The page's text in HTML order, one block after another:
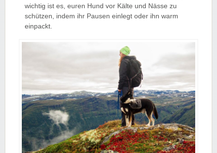
wichtig ist es, euren Hund vor Kälte und Nässe zu
schützen, indem ihr Pausen einlegt oder ihn warm
einpackt.